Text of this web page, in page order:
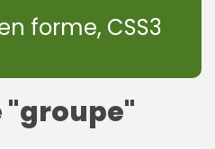
forme, CSS3
"groupe"